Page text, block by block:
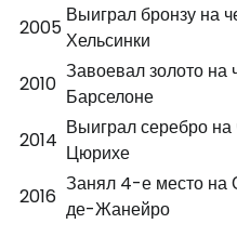
2005
Выиграл бронзу на
Хельсинки
2010
Завоевал золото
Барселоне
2014
Выиграл серебро
Цюрихе
2016
Занял 4-е место на
де-Жанейро